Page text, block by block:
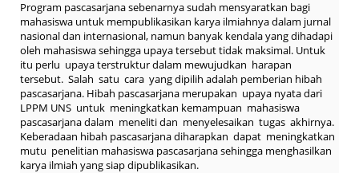
Program pascasarjana sebenarnya sudah mensyaratkan bagi
mahasiswa untuk mempublikasikan karya ilmiahnya dalam jurnal
nasional dan internasional, namun banyak kendala yang dihadapi
oleh mahasiswa sehingga upaya tersebut tidak maksimal. Untuk
itu perlu upaya terstruktur dalam mewujudkan harapan
tersebut. Salah satu cara yang dipilih adalah pemberian hibah
pascasarjana. Hibah pascasarjana merupakan upaya nyata dari
LPPM UNS untuk meningkatkan kemampuan mahasiswa
pascasarjana dalam meneliti dan menyelesaikan tugas akhirnya.
Keberadaan hibah pascasarjana diharapkan dapat meningkatkan
mutu penelitian mahasiswa pascasarjana sehingga menghasilkan
karya ilmiah yang siap dipublikasikan.